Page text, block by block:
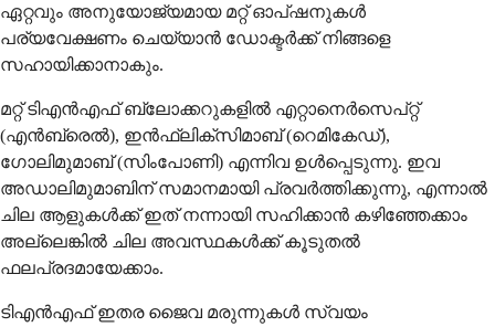
ഏറ്റവും അനുയോജ്യമായ മറ്റ് ഓപ്ഷനുകൾ
പര്യവേക്ഷണം ചെയ്യാൻ ഡോക്ടർക്ക് നിങ്ങളെ
സഹായിക്കാനാകും.
മറ്റ് ടിഎൻഎഫ് ബ്ലോക്കറുകളിൽ എറ്റാനെർസെപ്റ്റ്
(എൻബ്രെൽ), ഇൻഫ്‌ലിക്സിമാബ് (റെമികേഡ്),
ഗോലിമുമാബ് (സിംപോണി) എന്നിവ ഉൾപ്പെടുന്നു. ഇവ
അഡാലിമുമാബിന് സമാനമായി പ്രവർത്തിക്കുന്നു, എന്നാൽ
ചില ആളുകൾക്ക് ഇത് നന്നായി സഹിക്കാൻ കഴിഞ്ഞേക്കാം
അല്ലെങ്കിൽ ചില അവസ്ഥകൾക്ക് കൂടുതൽ
ഫലപ്രദമായേക്കാം.
ടിഎൻഎഫ് ഇതര ജൈവ മരുന്നുകൾ സ്വയം